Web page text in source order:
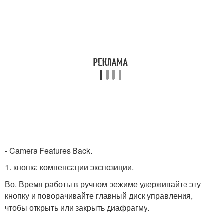
- Camera Features Back.
1. кнопка компенсации экспозиции.
Во. Время работы в ручном режиме удерживайте эту
кнопку и поворачивайте главный диск управления,
чтобы открыть или закрыть диафрагму.